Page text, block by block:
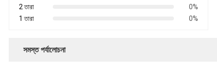
2 তারা
0%
1 তারা
0%
সমস্ত পর্যালোচনা